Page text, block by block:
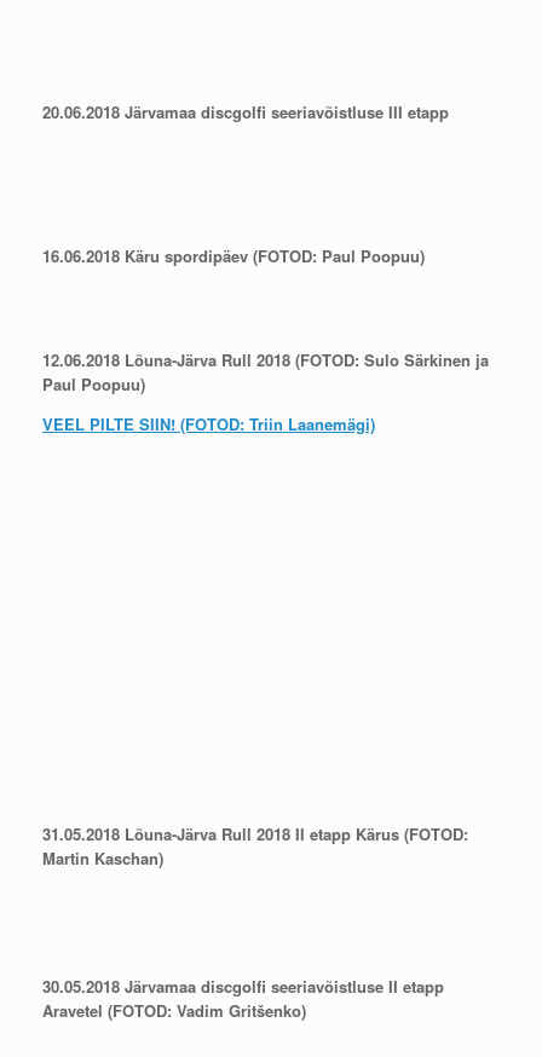
20.06.2018 Järvamaa discgolfi seeriavõistluse III etapp
16.06.2018 Käru spordipäev (FOTOD: Paul Poopuu)
12.06.2018 Lõuna-Järva Rull 2018 (FOTOD: Sulo Särkinen ja
Paul Poopuu)
VEEL PILTE SIIN! (FOTOD: Triin Laanemägi)
31.05.2018 Lõuna-Järva Rull 2018 II etapp Kärus (FOTOD:
Martin Kaschan)
30.05.2018 Järvamaa discgolfi seeriavõistluse II etapp
Aravetel (FOTOD: Vadim Gritšenko)